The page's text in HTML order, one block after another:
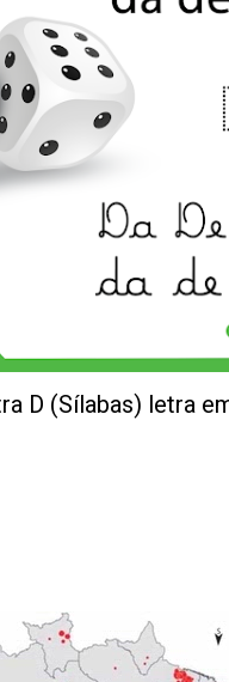
D (Sílabas) letra